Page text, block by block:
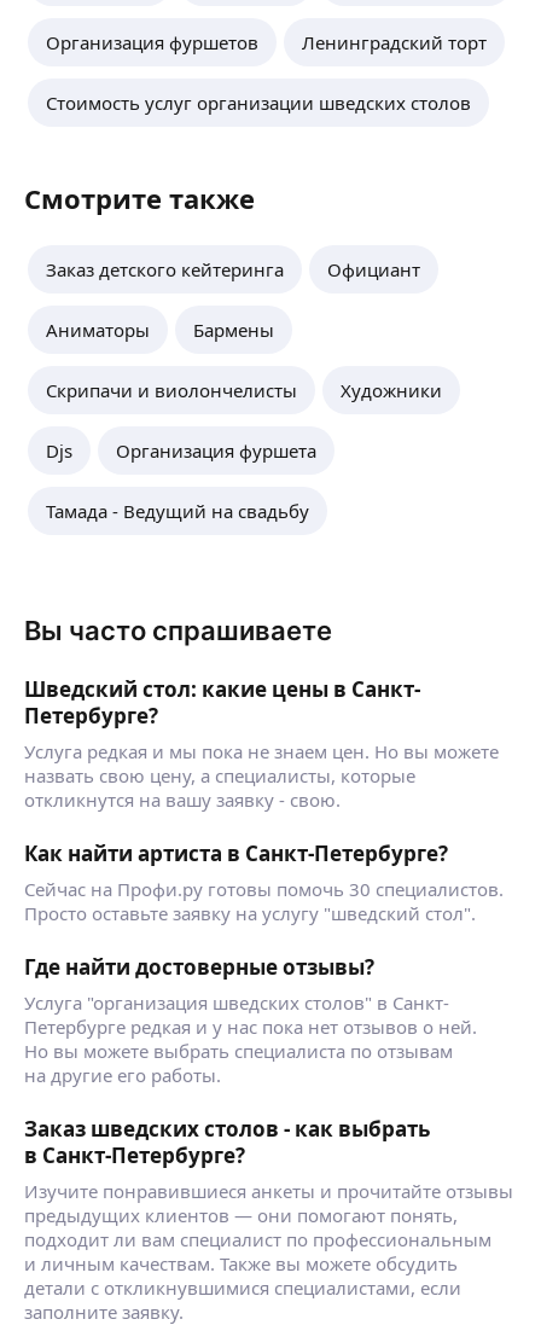
Организация фуршетов Ленинградский торт
Стоимость услуг организации шведских столов
Смотрите также
Заказ детского кейтеринга Официант
Аниматоры Бармены
Скрипачи и виолончелисты Художники
Djs Организация фуршета
Тамада - Ведущий на свадьбу
Вы часто спрашиваете
Шведский стол: какие цены в Санкт-
Петербурге?
Услуга редкая и мы пока не знаем цен. Но вы можете
назвать свою цену, а специалисты, которые
откликнутся на вашу заявку - свою.
Как найти артиста в Санкт-Петербурге?
Сейчас на Профи.ру готовы помочь 30 специалистов.
Просто оставьте заявку на услугу "шведский стол".
Где найти достоверные отзывы?
Услуга "организация шведских столов" в Санкт-
Петербурге редкая и у нас пока нет отзывов о ней.
Но вы можете выбрать специалиста по отзывам
на другие его работы.
Заказ шведских столов - как выбрать
в Санкт-Петербурге?
Изучите понравившиеся анкеты и прочитайте отзывы
предыдущих клиентов — они помогают понять,
подходит ли вам специалист по профессиональным
и личным качествам. Также вы можете обсудить
детали с откликнувшимися специалистами, если
заполните заявку.